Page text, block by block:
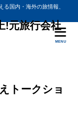
国内・海外の旅情報、
!元旅行会社
MENU
トークショ